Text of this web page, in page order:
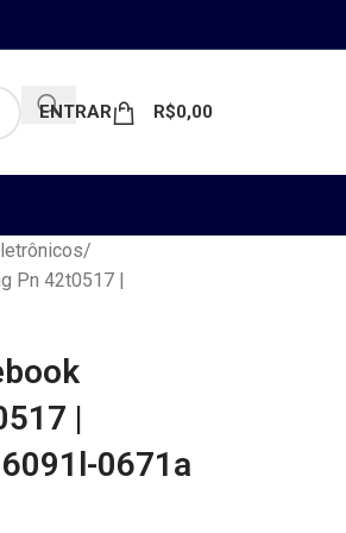
ENTRAR R$0,00
Pn 42t0517 |
|
0671a